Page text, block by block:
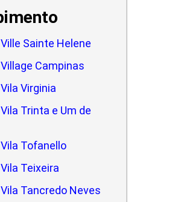
Sainte Helene
Campinas
Virginia
Trinta e Um de
Tofanello
Teixeira
Tancredo Neves